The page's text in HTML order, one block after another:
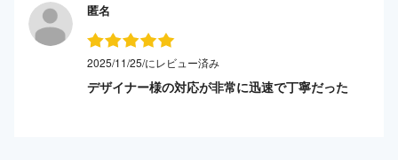
匿名
2025/11/25/にレビュー済み
デザイナー様の対応が非常に迅速で丁寧だった